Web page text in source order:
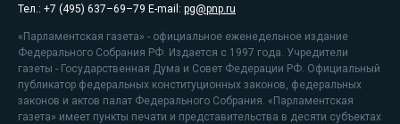
Тел.: +7 (495) 637–69–79 E-mail: pg@pnp.ru
«Парламентская газета» - официальное еженедельное издание
Федерального Собрания РФ. Издается с 1997 года. Учредители
газеты - Государственная Дума и Совет Федерации РФ. Официальный
публикатор федеральных конституционных законов, федеральных
законов и актов палат Федерального Собрания. «Парламентская
газета» имеет пункты печати и представительства в десяти субъектах